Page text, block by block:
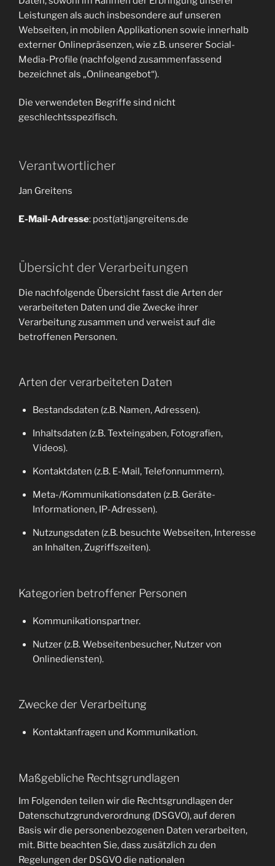
Leistungen als auch insbesondere auf unseren
Webseiten, in mobilen Applikationen sowie innerhalb
externer Onlinepräsenzen, wie z.B. unserer Social-
Media-Profile (nachfolgend zusammenfassend
bezeichnet als „Onlineangebot“).
Die verwendeten Begriffe sind nicht
geschlechtsspezifisch.
Verantwortlicher
Jan Greitens
E-Mail-Adresse: post(at)jangreitens.de
Übersicht der Verarbeitungen
Die nachfolgende Übersicht fasst die Arten der
verarbeiteten Daten und die Zwecke ihrer
Verarbeitung zusammen und verweist auf die
betroffenen Personen.
Arten der verarbeiteten Daten
Bestandsdaten (z.B. Namen, Adressen).
Inhaltsdaten (z.B. Texteingaben, Fotografien,
Videos).
Kontaktdaten (z.B. E-Mail, Telefonnummern).
Meta-/Kommunikationsdaten (z.B. Geräte-
Informationen, IP-Adressen).
Nutzungsdaten (z.B. besuchte Webseiten, Interesse
an Inhalten, Zugriffszeiten).
Kategorien betroffener Personen
Kommunikationspartner.
Nutzer (z.B. Webseitenbesucher, Nutzer von
Onlinediensten).
Zwecke der Verarbeitung
Kontaktanfragen und Kommunikation.
Maßgebliche Rechtsgrundlagen
Im Folgenden teilen wir die Rechtsgrundlagen der
Datenschutzgrundverordnung (DSGVO), auf deren
Basis wir die personenbezogenen Daten verarbeiten,
mit. Bitte beachten Sie, dass zusätzlich zu den
Regelungen der DSGVO die nationalen